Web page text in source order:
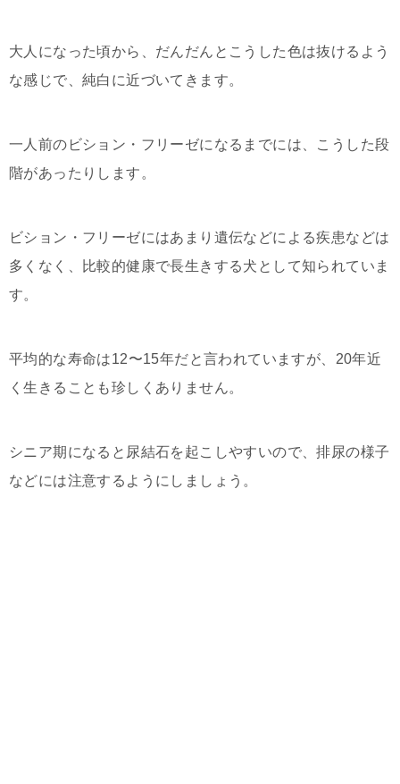
大人になった頃から、だんだんとこうした色は抜けるよう
な感じで、純白に近づいてきます。
一人前のビション・フリーゼになるまでには、こうした段
階があったりします。
ビション・フリーゼにはあまり遺伝などによる疾患などは
多くなく、比較的健康で長生きする犬として知られていま
す。
平均的な寿命は12〜15年だと言われていますが、20年近
く生きることも珍しくありません。
シニア期になると尿結石を起こしやすいので、排尿の様子
などには注意するようにしましょう。